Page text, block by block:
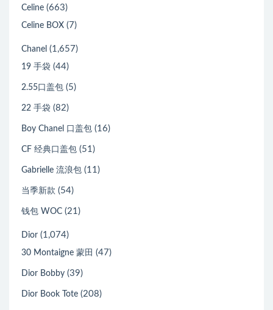
Celine (663)
Celine BOX (7)
Chanel (1,657)
19 手袋 (44)
2.55口盖包 (5)
22 手袋 (82)
Boy Chanel 口盖包 (16)
CF 经典口盖包 (51)
Gabrielle 流浪包 (11)
当季新款 (54)
钱包 WOC (21)
Dior (1,074)
30 Montaigne 蒙田 (47)
Dior Bobby (39)
Dior Book Tote (208)